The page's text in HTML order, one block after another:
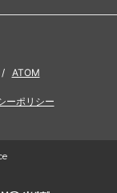
/ ATOM
ーポリシー